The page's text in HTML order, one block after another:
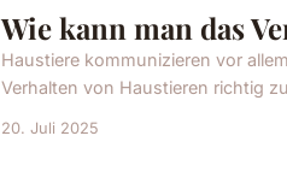
Wie kann man das
Haustiere kommunizieren vor
Verhalten von Haustieren richtig
20. Juli 2025